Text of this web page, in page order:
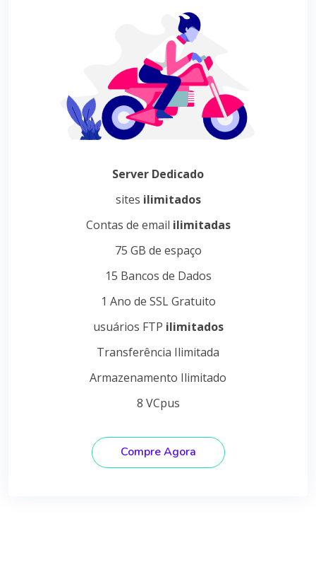
Server Dedicado
sites ilimitados
Contas de email ilimitadas
75 GB de espaço
15 Bancos de Dados
1 Ano de SSL Gratuito
usuários FTP ilimitados
Transferência Ilimitada
Armazenamento Ilimitado
8 VCpus
Compre Agora